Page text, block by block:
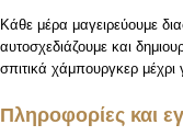
Κάθε μέρα μαγειρεύουμε
αυτοσχεδιάζουμε και
σπιτικά χάμπουργκερ
Πληροφορίες και